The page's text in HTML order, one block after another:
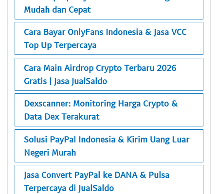
Mudah dan Cepat
Cara Bayar OnlyFans Indonesia & Jasa VCC
Top Up Terpercaya
Cara Main Airdrop Crypto Terbaru 2026
Gratis | Jasa JualSaldo
Dexscanner: Monitoring Harga Crypto &
Data Dex Terakurat
Solusi PayPal Indonesia & Kirim Uang Luar
Negeri Murah
Jasa Convert PayPal ke DANA & Pulsa
Terpercaya di JualSaldo